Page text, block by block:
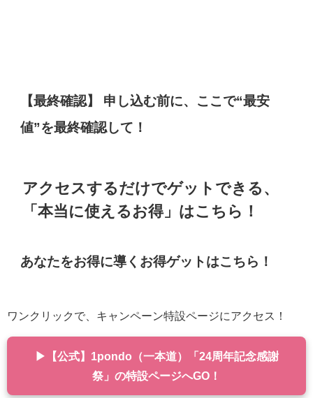
【最終確認】 申し込む前に、ここで“最安
値”を最終確認して！
アクセスするだけでゲットできる、
「本当に使えるお得」はこちら！
あなたをお得に導くお得ゲットはこちら！
ワンクリックで、キャンペーン特設ページにアクセス！
▶【公式】1pondo（一本道）「24周年記念感謝
祭」の特設ページへGO！